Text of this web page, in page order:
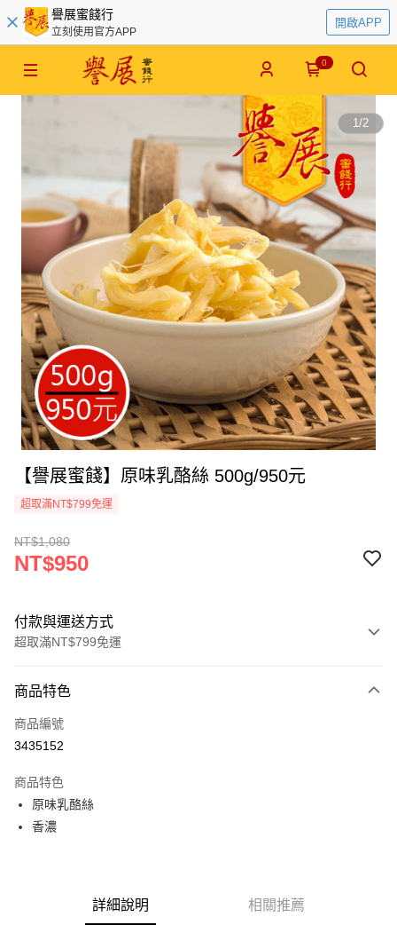
譽展蜜餞行
立刻使用官方APP
開啟APP
0
1/2
【譽展蜜餞】原味乳酪絲 500g/950元
超取滿NT$799免運
NT$1,080
NT$950
付款與運送方式
超取滿NT$799免運
信用卡一次付款
超商取貨付款
Apple Pay
街口支付
商品特色
商品編號
3435152
商品特色
原味乳酪絲
香濃
詳細說明 相關推薦